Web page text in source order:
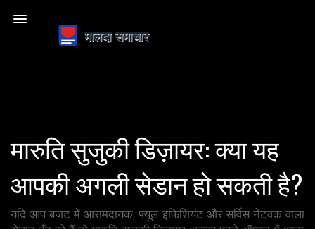
मारुति सुजुकी डिज़ायर: क्या यह
आपकी अगली सेडान हो सकती है?
यदि आप बजट में आरामदायक, फ्यूल-इफिशियंट और सर्विस नेटवक वाला